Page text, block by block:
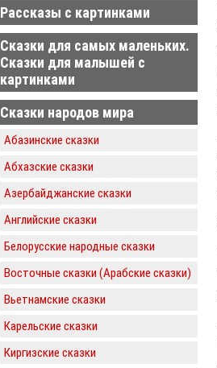
Рассказы с картинками
Сказки для самых маленьких.
Сказки для малышей с
картинками
Сказки народов мира
Абазинские сказки
Абхазские сказки
Азербайджанские сказки
Английские сказки
Белорусские народные сказки
Восточные сказки (Арабские сказки)
Вьетнамские сказки
Карельские сказки
Киргизские сказки